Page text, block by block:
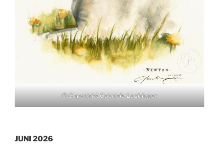
© Copyright Gabriele Laubinger
JUNI 2026